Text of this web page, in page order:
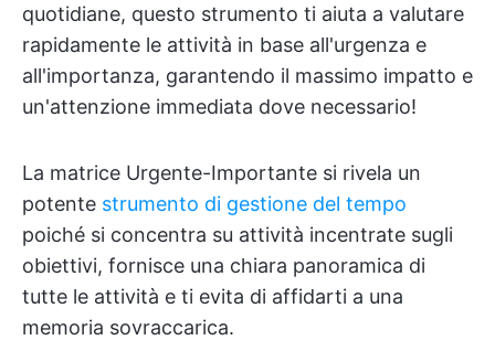
quotidiane, questo strumento ti aiuta a valutare
rapidamente le attività in base all'urgenza e
all'importanza, garantendo il massimo impatto e
un'attenzione immediata dove necessario!
La matrice Urgente-Importante si rivela un
potente strumento di gestione del tempo
poiché si concentra su attività incentrate sugli
obiettivi, fornisce una chiara panoramica di
tutte le attività e ti evita di affidarti a una
memoria sovraccarica.